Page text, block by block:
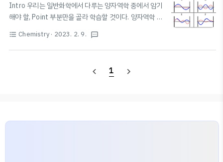
Intro 우리는 일반화학에서 다루는 양자역학 중에서 암기
해야 할, Point 부분만을 골라 학습할 것이다. 양자역학 자
특히 시험을 앞둔 과학고/영재학교생이나 대학생은 암기
하는 데 중점을 둘 것을 권장한다. 다만, 본 글에서는 수식
할 수 있도록 하였다. 필자 또한 암기에 도움을 받고자 본
으로 풀어서 설명할 수 있다. 앞으로 약 3~4개의 포스팅을
format_list_bulleted Chemistry · 2023. 2. 9. textsms
navigate_before 1 navigate_next